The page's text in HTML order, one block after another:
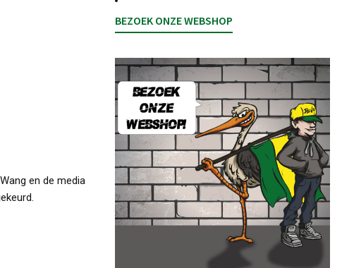
en de media
BEZOEK ONZE WEBSHOP